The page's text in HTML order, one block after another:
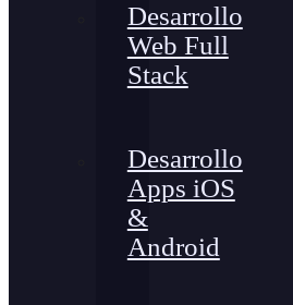
Desarrollo
Web Full
Stack
Desarrollo
Apps iOS
&
Android